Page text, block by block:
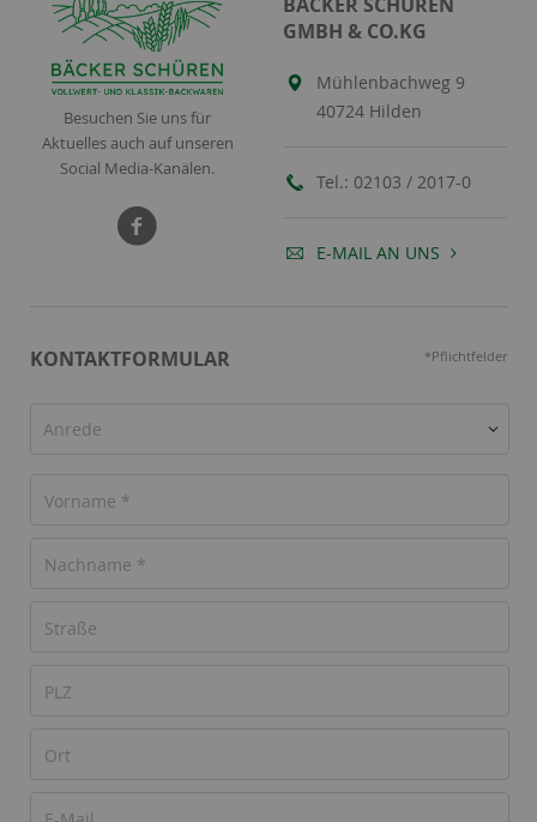
Besuchen Sie uns für
Aktuelles auch auf unseren
Social Media-Kanälen.
GMBH & CO.KG
Mühlenbachweg 9
40724 Hilden
Tel.: 02103 / 2017-0
E-MAIL AN UNS
KONTAKTFORMULAR *Pflichtfelder
Anrede